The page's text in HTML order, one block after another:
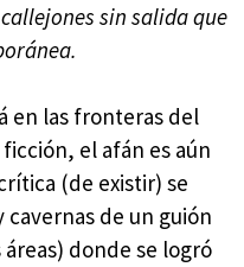
sin salida que
en las fronteras del
el afán es aún
(de existir) se
de un guión
donde se logró